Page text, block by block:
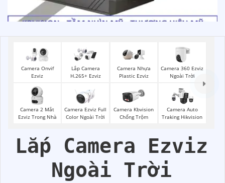
Camera Onvif
Ezviz
Lắp Camera
H.265+ Ezviz
Camera Nhựa
Plastic Ezviz
Camera 360 Ezviz
Ngoài Trời
Camera 2 Mắt
Ezviz Trong Nhà
Camera Ezviz Full
Color Ngoài Trời
Camera Kbvision
Chống Trộm
Camera Auto
Traking Hikvision
Lắp Camera Ezviz
Ngoài Trời